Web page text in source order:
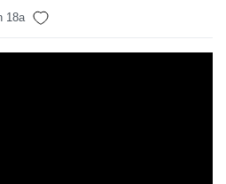
18a